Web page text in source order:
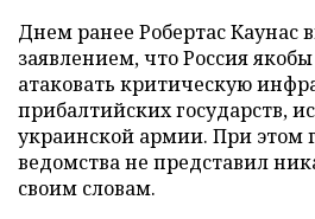
Днем ранее Робертас Каунас
заявлением, что Россия
атаковать критическую
прибалтийских государств,
украинской армии. При этом
ведомства не представил
своим словам.